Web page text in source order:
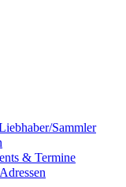
Sammler
& Termine